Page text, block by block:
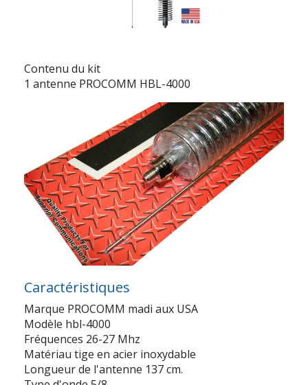
Contenu du kit
1 antenne PROCOMM HBL-4000
Caractéristiques
Marque PROCOMM madi aux USA
Modèle hbl-4000
Fréquences 26-27 Mhz
Matériau tige en acier inoxydable
Longueur de l'antenne 137 cm.